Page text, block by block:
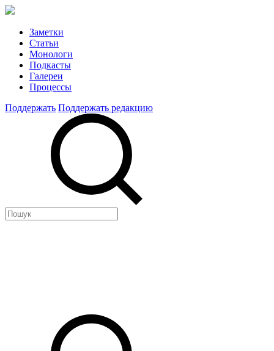
Заметки
Статьи
Монологи
Подкасты
Галереи
Процессы
Поддержать Поддержать редакцию